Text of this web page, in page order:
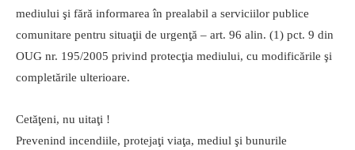
mediului şi fără informarea în prealabil a serviciilor publice
comunitare pentru situaţii de urgenţă – art. 96 alin. (1) pct. 9 din
OUG nr. 195/2005 privind protecţia mediului, cu modificările şi
completările ulterioare.
Cetăţeni, nu uitaţi !
Prevenind incendiile, protejaţi viaţa, mediul şi bunurile